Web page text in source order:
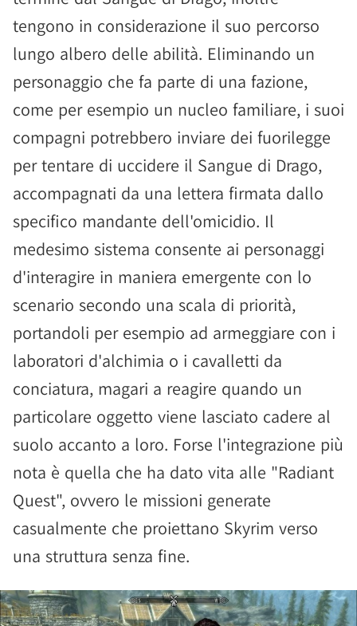
tengono in considerazione il suo percorso
lungo albero delle abilità. Eliminando un
personaggio che fa parte di una fazione,
come per esempio un nucleo familiare, i suoi
compagni potrebbero inviare dei fuorilegge
per tentare di uccidere il Sangue di Drago,
accompagnati da una lettera firmata dallo
specifico mandante dell'omicidio. Il
medesimo sistema consente ai personaggi
d'interagire in maniera emergente con lo
scenario secondo una scala di priorità,
portandoli per esempio ad armeggiare con i
laboratori d'alchimia o i cavalletti da
conciatura, magari a reagire quando un
particolare oggetto viene lasciato cadere al
suolo accanto a loro. Forse l'integrazione più
nota è quella che ha dato vita alle "Radiant
Quest", ovvero le missioni generate
casualmente che proiettano Skyrim verso
una struttura senza fine.